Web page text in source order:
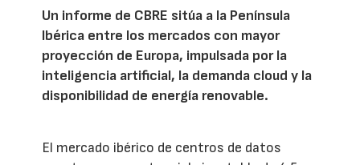
Un informe de CBRE sitúa a la Península
Ibérica entre los mercados con mayor
proyección de Europa, impulsada por la
inteligencia artificial, la demanda cloud y la
disponibilidad de energía renovable.
El mercado ibérico de centros de datos